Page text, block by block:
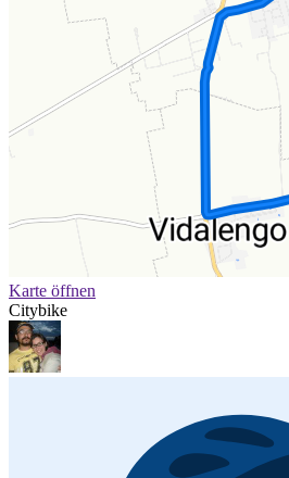
Karte öffnen
Citybike